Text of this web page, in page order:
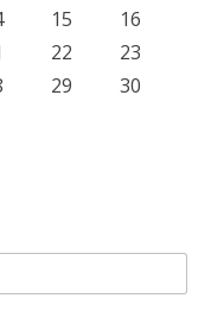
15
16
22
23
29
30